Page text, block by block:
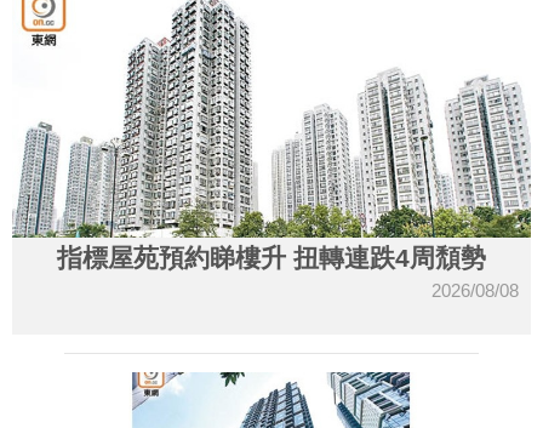
指標屋苑預約睇樓升 扭轉連跌4周頹勢
2026/08/08